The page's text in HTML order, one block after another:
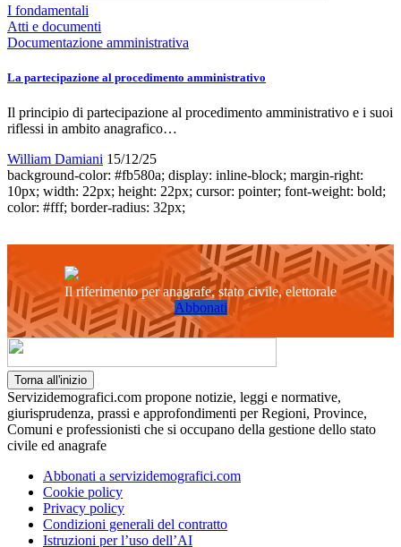
I fondamentali
Atti e documenti
Documentazione amministrativa
La partecipazione al procedimento amministrativo
Il principio di partecipazione al procedimento amministrativo e i suoi
riflessi in ambito anagrafico…
William Damiani 15/12/25
background-color: #fb580a; display: inline-block; margin-right:
10px; width: 22px; height: 22px; cursor: pointer; font-weight: bold;
color: #fff; border-radius: 32px;
Il riferimento per anagrafe, stato civile, elettorale
Abbonati
Torna all'inizio
Servizidemografici.com propone notizie, leggi e normative,
giurisprudenza, prassi e approfondimenti per Regioni, Province,
Comuni e professionisti che si occupano della gestione dello stato
civile ed anagrafe
Abbonati a servizidemografici.com
Cookie policy
Privacy policy
Condizioni generali del contratto
Istruzioni per l’uso dell’AI